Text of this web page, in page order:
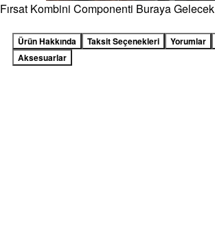
Fırsat Kombini Componenti Buraya Gelecek
Ürün Hakkında Taksit Seçenekleri Yorumlar
Aksesuarlar